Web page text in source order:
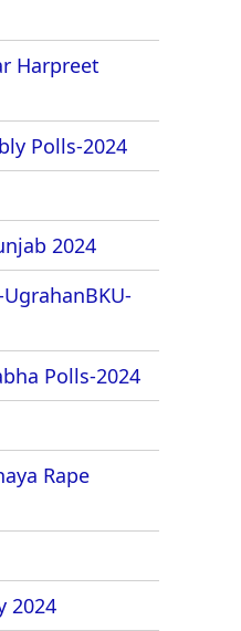
Harpreet
Polls-2024
2024
Polls-2024
Rape
2024